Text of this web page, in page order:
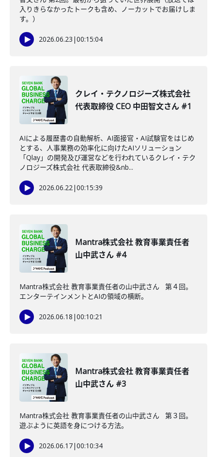
入りきらなかったトークも含め、ノーカットでお届けしま
す。）
2026.06.23 |00:15:04
クレイ・テクノロジーズ株式会社
代表取締役 CEO 中田智文さん #1
AIによる履歴書の自動解析、AI面接官・AI試験官をはじめ
とする、人事業務の効率化に向けたAIソリューション
「Qlay」の開発及び運営などを行われているクレイ・テク
ノロジーズ株式会社 代表取締役&nb...
2026.06.22|00:15:39
Mantra株式会社 教育事業責任者
山中武さん #4
Mantra株式会社 教育事業責任者の山中武さん 第４回。
エンターテインメントとAIの領域の横断。
2026.06.18 |00:10:21
Mantra株式会社 教育事業責任者
山中武さん #3
Mantra株式会社 教育事業責任者の山中武さん 第３回。
遊ぶように英語を身につける方法。
2026.06.17|00:10:34